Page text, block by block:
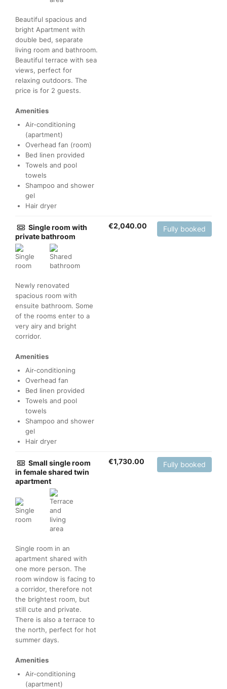
Beautiful spacious and
bright Apartment with
double bed, separate
living room and bathroom.
Beautiful terrace with sea
views, perfect for
relaxing outdoors. The
price is for 2 guests.
Amenities
Air-conditioning
(apartment)
Overhead fan (room)
Bed linen provided
Towels and pool
towels
Shampoo and shower
gel
Hair dryer
Single room with
private bathroom
Newly renovated
spacious room with
ensuite bathroom. Some
of the rooms enter to a
very airy and bright
corridor.
Amenities
Air-conditioning
Overhead fan
Bed linen provided
Towels and pool
towels
Shampoo and shower
gel
Hair dryer
€2,040.00 Fully booked
Small single room
in female shared twin
apartment
Single room in an
apartment shared with
one more person. The
room window is facing to
a corridor, therefore not
the brightest room, but
still cute and private.
There is also a terrace to
the north, perfect for hot
summer days.
Amenities
Air-conditioning
(apartment)
€1,730.00 Fully booked